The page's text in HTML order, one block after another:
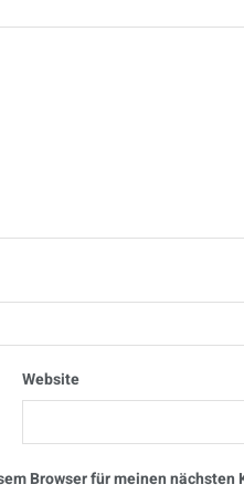
Website
Browser für meinen nächsten